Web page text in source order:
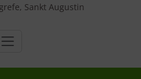
Sankt Augustin